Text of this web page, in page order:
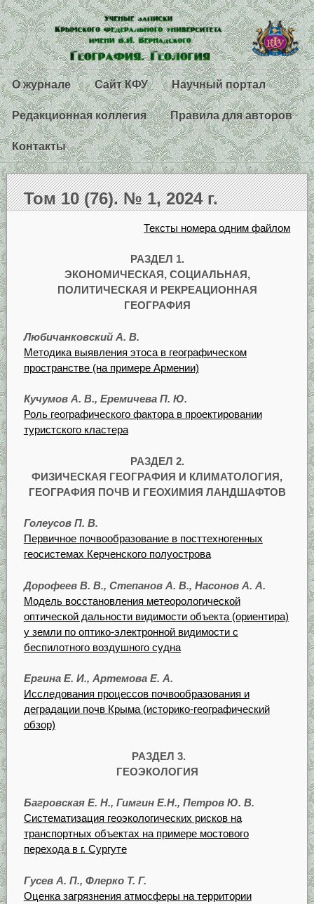
О журнале Сайт КФУ Научный портал
Редакционная коллегия Правила для авторов
Контакты
Том 10 (76). № 1, 2024 г.
Тексты номера одним файлом
РАЗДЕЛ 1.
ЭКОНОМИЧЕСКАЯ, СОЦИАЛЬНАЯ,
ПОЛИТИЧЕСКАЯ И РЕКРЕАЦИОННАЯ
ГЕОГРАФИЯ
Любичанковский А. В.
Методика выявления этоса в географическом
пространстве (на примере Армении)
Кучумов А. В., Еремичева П. Ю.
Роль географического фактора в проектировании
туристского кластера
РАЗДЕЛ 2.
ФИЗИЧЕСКАЯ ГЕОГРАФИЯ И КЛИМАТОЛОГИЯ,
ГЕОГРАФИЯ ПОЧВ И ГЕОХИМИЯ ЛАНДШАФТОВ
Голеусов П. В.
Первичное почвообразование в посттехногенных
геосистемах Керченского полуострова
Дорофеев В. В., Степанов А. В., Насонов А. А.
Модель восстановления метеорологической
оптической дальности видимости объекта (ориентира)
у земли по оптико-электронной видимости с
беспилотного воздушного судна
Ергина Е. И., Артемова Е. А.
Исследования процессов почвообразования и
деградации почв Крыма (историко-географический
обзор)
РАЗДЕЛ 3.
ГЕОЭКОЛОГИЯ
Багровская Е. Н., Гимгин Е.Н., Петров Ю. В.
Систематизация геоэкологических рисков на
транспортных объектах на примере мостового
перехода в г. Сургуте
Гусев А. П., Флерко Т. Г.
Оценка загрязнения атмосферы на территории